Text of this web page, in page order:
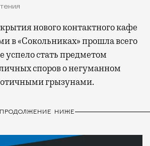
в «Сокольниках» прошла всего
успело стать предметом
споров о негуманном
грызунами.
НИЖЕ